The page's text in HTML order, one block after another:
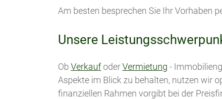
Am besten besprechen Sie Ihr Vorhaben
Unsere
Ob VerkaufoderVermietung -
Aspekte im Blick zu behalten, nutzen wir
finanziellen Rahmen vorgibt bei der